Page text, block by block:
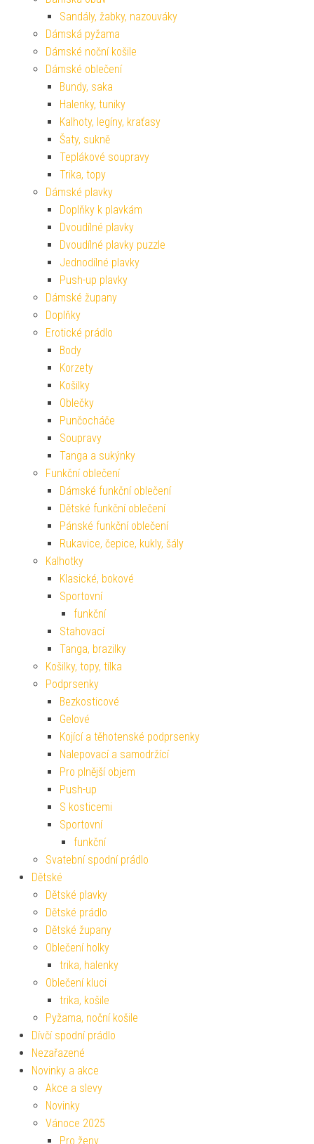
Sandály, žabky, nazouváky
Dámská pyžama
Dámské noční košile
Dámské oblečení
Bundy, saka
Halenky, tuniky
Kalhoty, legíny, kraťasy
Šaty, sukně
Teplákové soupravy
Trika, topy
Dámské plavky
Doplňky k plavkám
Dvoudílné plavky
Dvoudílné plavky puzzle
Jednodílné plavky
Push-up plavky
Dámské župany
Doplňky
Erotické prádlo
Body
Korzety
Košilky
Oblečky
Punčocháče
Soupravy
Tanga a sukýnky
Funkční oblečení
Dámské funkční oblečení
Dětské funkční oblečení
Pánské funkční oblečení
Rukavice, čepice, kukly, šály
Kalhotky
Klasické, bokové
Sportovní
funkční
Stahovací
Tanga, brazilky
Košilky, topy, tílka
Podprsenky
Bezkosticové
Gelové
Kojící a těhotenské podprsenky
Nalepovací a samodržící
Pro plnější objem
Push-up
S kosticemi
Sportovní
funkční
Svatební spodní prádlo
Dětské
Dětské plavky
Dětské prádlo
Dětské župany
Oblečení holky
trika, halenky
Oblečení kluci
trika, košile
Pyžama, noční košile
Dívčí spodní prádlo
Nezařazené
Novinky a akce
Akce a slevy
Novinky
Vánoce 2025
Pro ženy